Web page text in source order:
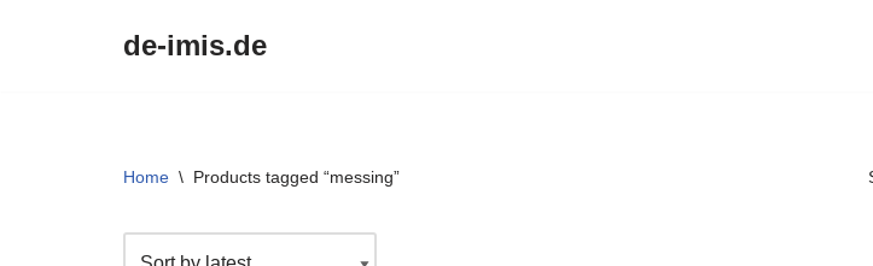
de-imis.de
Home \ Products tagged “messing”